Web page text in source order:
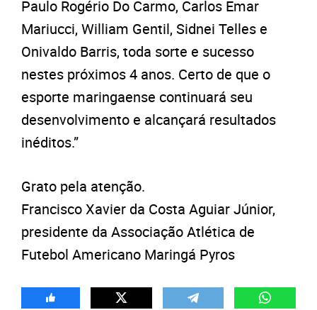
Paulo Rogério Do Carmo, Carlos Emar
Mariucci, William Gentil, Sidnei Telles e
Onivaldo Barris, toda sorte e sucesso
nestes próximos 4 anos. Certo de que o
esporte maringaense continuará seu
desenvolvimento e alcançará resultados
inéditos.”
Grato pela atenção.
Francisco Xavier da Costa Aguiar Júnior,
presidente da Associação Atlética de
Futebol Americano Maringá Pyros